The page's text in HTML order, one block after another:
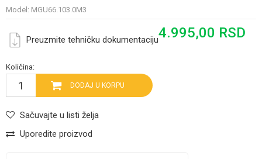
Model: MGU66.103.0M3
Preuzmite tehničku dokumentaciju4.995,00 RSD
Količina:
DODAJ U KORPU
Sačuvajte u listi želja
Uporedite proizvod